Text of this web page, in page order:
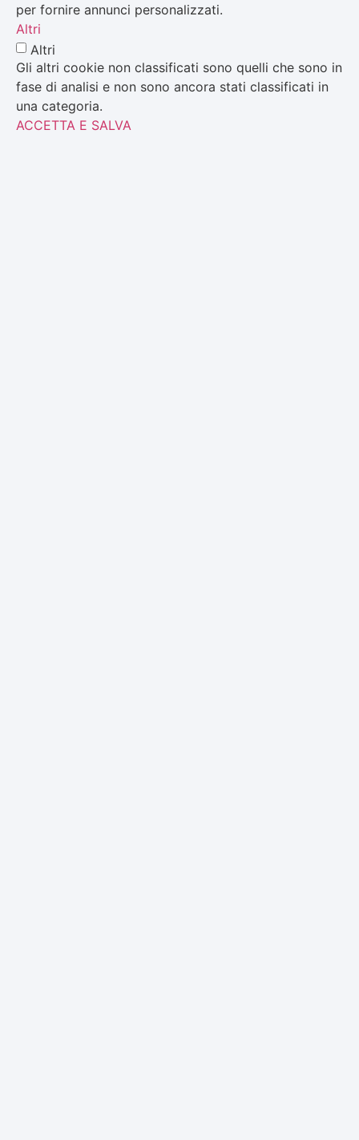
per fornire annunci personalizzati.
Altri
Altri
Gli altri cookie non classificati sono quelli che sono in
fase di analisi e non sono ancora stati classificati in
una categoria.
ACCETTA E SALVA